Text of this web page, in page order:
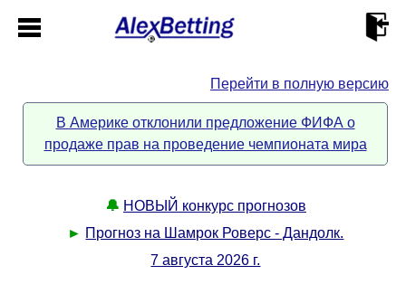
Кабинет
Перейти в полную версию
В Америке отклонили предложение ФИФА о
продаже прав на проведение чемпионата мира
🔔 НОВЫЙ конкурс прогнозов
► Прогноз на Шамрок Роверс - Дандолк.
7 августа 2026 г.